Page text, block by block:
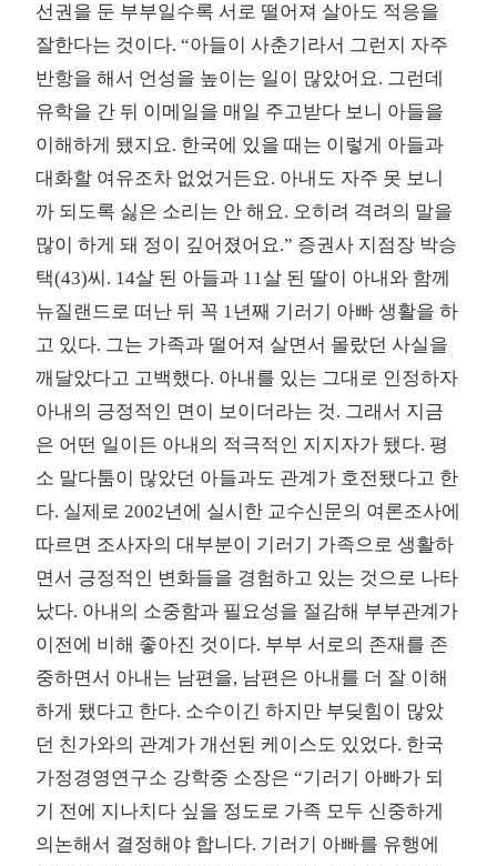
선권을 둔 부부일수록 서로 떨어져 살아도 적응을
잘한다는 것이다. “아들이 사춘기라서 그런지 자주
반항을 해서 언성을 높이는 일이 많았어요. 그런데
유학을 간 뒤 이메일을 매일 주고받다 보니 아들을
이해하게 됐지요. 한국에 있을 때는 이렇게 아들과
대화할 여유조차 없었거든요. 아내도 자주 못 보니
까 되도록 싫은 소리는 안 해요. 오히려 격려의 말을
많이 하게 돼 정이 깊어졌어요.” 증권사 지점장 박승
택(43)씨. 14살 된 아들과 11살 된 딸이 아내와 함께
뉴질랜드로 떠난 뒤 꼭 1년째 기러기 아빠 생활을 하
고 있다. 그는 가족과 떨어져 살면서 몰랐던 사실을
깨달았다고 고백했다. 아내를 있는 그대로 인정하자
아내의 긍정적인 면이 보이더라는 것. 그래서 지금
은 어떤 일이든 아내의 적극적인 지지자가 됐다. 평
소 말다툼이 많았던 아들과도 관계가 호전됐다고 한
다. 실제로 2002년에 실시한 교수신문의 여론조사에
따르면 조사자의 대부분이 기러기 가족으로 생활하
면서 긍정적인 변화들을 경험하고 있는 것으로 나타
났다. 아내의 소중함과 필요성을 절감해 부부관계가
이전에 비해 좋아진 것이다. 부부 서로의 존재를 존
중하면서 아내는 남편을, 남편은 아내를 더 잘 이해
하게 됐다고 한다. 소수이긴 하지만 부딪힘이 많았
던 친가와의 관계가 개선된 케이스도 있었다. 한국
가정경영연구소 강학중 소장은 “기러기 아빠가 되
기 전에 지나치다 싶을 정도로 가족 모두 신중하게
의논해서 결정해야 합니다. 기러기 아빠를 유행에